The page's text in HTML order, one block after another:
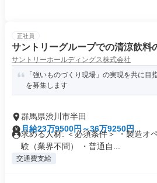
正社員
サントリーグループでの清涼飲料
サントリーホールディングス株式会社
「強いものづくり現場」の実現を共に目
を募集します
群馬県渋川市半田
月給23万9500円～36万9250円
求める人材: ＜必須条件＞ ・製造オ
験（業界不問） ・普通自...
交通費支給